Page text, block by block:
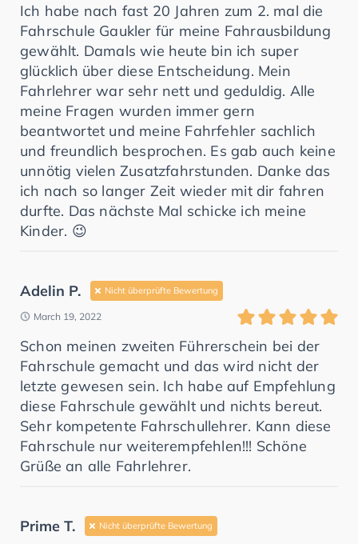
Ich habe nach fast 20 Jahren zum 2. mal die
Fahrschule Gaukler für meine Fahrausbildung
gewählt. Damals wie heute bin ich super
glücklich über diese Entscheidung. Mein
Fahrlehrer war sehr nett und geduldig. Alle
meine Fragen wurden immer gern
beantwortet und meine Fahrfehler sachlich
und freundlich besprochen. Es gab auch keine
unnötig vielen Zusatzfahrstunden. Danke das
ich nach so langer Zeit wieder mit dir fahren
durfte. Das nächste Mal schicke ich meine
Kinder. 😉
Adelin P. Nicht überprüfte Bewertung
March 19, 2022
Schon meinen zweiten Führerschein bei der
Fahrschule gemacht und das wird nicht der
letzte gewesen sein. Ich habe auf Empfehlung
diese Fahrschule gewählt und nichts bereut.
Sehr kompetente Fahrschullehrer. Kann diese
Fahrschule nur weiterempfehlen!!! Schöne
Grüße an alle Fahrlehrer.
Prime T. Nicht überprüfte Bewertung